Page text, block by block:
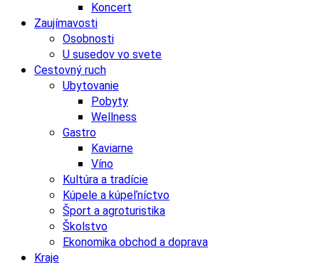
Koncert
Zaujímavosti
Osobnosti
U susedov vo svete
Cestovný ruch
Ubytovanie
Pobyty
Wellness
Gastro
Kaviarne
Víno
Kultúra a tradície
Kúpele a kúpeľníctvo
Šport a agroturistika
Školstvo
Ekonomika obchod a doprava
Kraje